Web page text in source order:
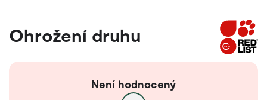
Ohrožení druhu
Není hodnocený